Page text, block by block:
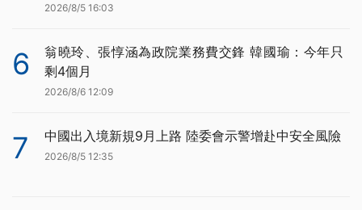
2026/8/5 16:03
6
翁曉玲、張惇涵為政院業務費交鋒 韓國瑜：今年只
剩4個月
2026/8/6 12:09
7 中國出入境新規9月上路 陸委會示警增赴中安全風險
2026/8/5 12:35